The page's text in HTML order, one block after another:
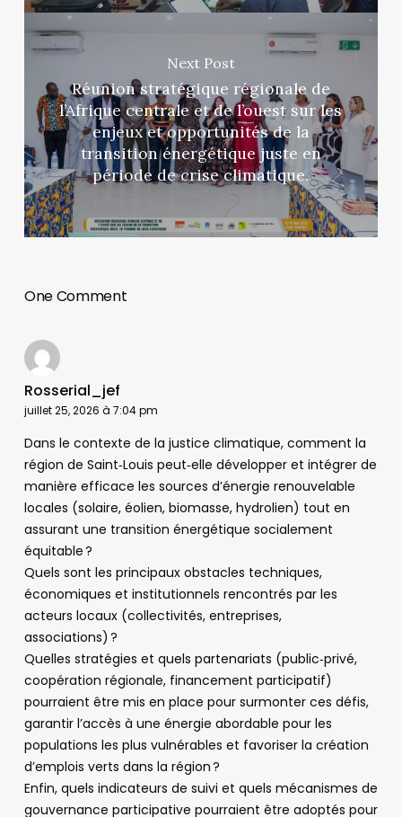
Next Post
Réunion stratégique régionale de
l’Afrique centrale et de l’ouest sur les
enjeux et opportunités de la
transition énergétique juste en
période de crise climatique.
One Comment
Rosserial_jef
juillet 25, 2026 à 7:04 pm
Dans le contexte de la justice climatique, comment la
région de Saint‑Louis peut‑elle développer et intégrer de
manière efficace les sources d’énergie renouvelable
locales (solaire, éolien, biomasse, hydrolien) tout en
assurant une transition énergétique socialement
équitable ?
Quels sont les principaux obstacles techniques,
économiques et institutionnels rencontrés par les
acteurs locaux (collectivités, entreprises,
associations) ?
Quelles stratégies et quels partenariats (public‑privé,
coopération régionale, financement participatif)
pourraient être mis en place pour surmonter ces défis,
garantir l’accès à une énergie abordable pour les
populations les plus vulnérables et favoriser la création
d’emplois verts dans la région ?
Enfin, quels indicateurs de suivi et quels mécanismes de
gouvernance participative pourraient être adoptés pour